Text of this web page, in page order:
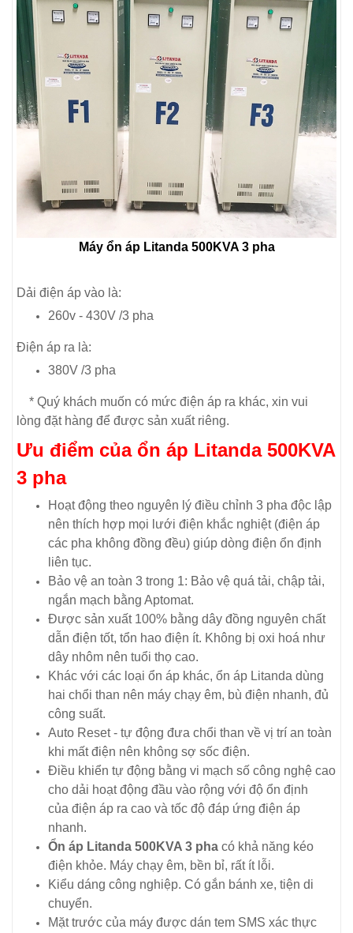
Máy ổn áp Litanda 500KVA 3 pha
Dải điện áp vào là:
260v - 430V /3 pha
Điện áp ra là:
380V /3 pha
* Quý khách muốn có mức điện áp ra khác, xin vui
lòng đặt hàng để được sản xuất riêng.
Ưu điểm của ổn áp Litanda 500KVA
3 pha
Hoạt động theo nguyên lý điều chỉnh 3 pha độc lập
nên thích hợp mọi lưới điện khắc nghiệt (điện áp
các pha không đồng đều) giúp dòng điện ổn định
liên tục.
Bảo vệ an toàn 3 trong 1: Bảo vệ quá tải, chập tải,
ngắn mạch bằng Aptomat.
Được sản xuất 100% bằng dây đồng nguyên chất
dẫn điện tốt, tổn hao điện ít. Không bị oxi hoá như
dây nhôm nên tuổi thọ cao.
Khác với các loại ổn áp khác, ổn áp Litanda dùng
hai chổi than nên máy chạy êm, bù điện nhanh, đủ
công suất.
Auto Reset - tự động đưa chổi than về vị trí an toàn
khi mất điện nên không sợ sốc điện.
Điều khiển tự động bằng vi mạch số công nghệ cao
cho dải hoạt động đầu vào rộng với độ ổn định
của điện áp ra cao và tốc độ đáp ứng điện áp
nhanh.
Ổn áp Litanda 500KVA 3 pha có khả năng kéo
điện khỏe. Máy chạy êm, bền bỉ, rất ít lỗi.
Kiểu dáng công nghiệp. Có gắn bánh xe, tiện di
chuyển.
Mặt trước của máy được dán tem SMS xác thực